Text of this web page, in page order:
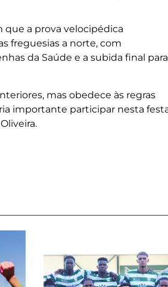
que a prova velocipédica
freguesias a norte, com
da Saúde e a subida final para
mas obedece às regras
importante participar nesta